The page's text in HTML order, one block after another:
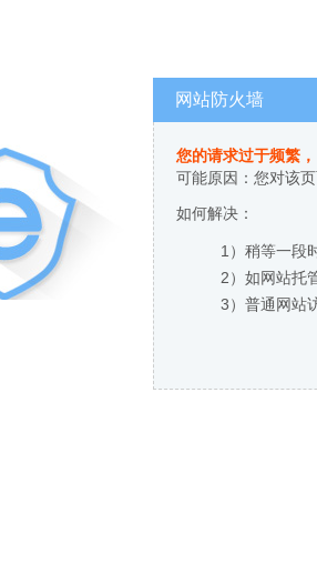
网站防火墙
您的请求过于频繁
可能原因：您对该
如何解决：
1）稍等一段
2）如网站托
3）普通网站